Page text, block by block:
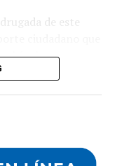
de este
vehículos